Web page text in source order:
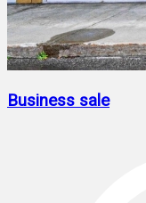
Business sale